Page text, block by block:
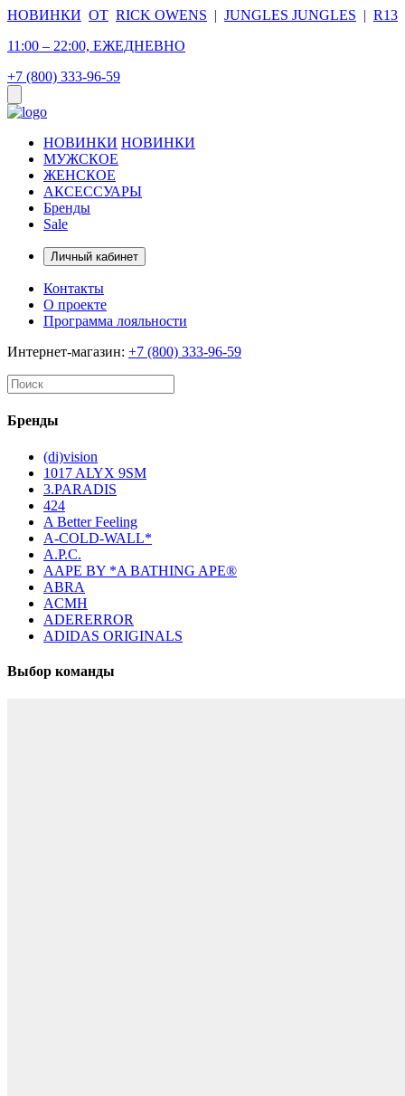
НОВИНКИ ОТ RICK OWENS | JUNGLES JUNGLES | R13
11:00 – 22:00, ЕЖЕДНЕВНО
+7 (800) 333-96-59
НОВИНКИ НОВИНКИ
МУЖСКОЕ
ЖЕНСКОЕ
АКСЕССУАРЫ
Бренды
Sale
Личный кабинет
Контакты
О проекте
Программа лояльности
Интернет-магазин: +7 (800) 333-96-59
Бренды
(di)vision
1017 ALYX 9SM
3.PARADIS
424
A Better Feeling
A-COLD-WALL*
A.P.C.
AAPE BY *A BATHING APE®
ABRA
ACMH
ADERERROR
ADIDAS ORIGINALS
Выбор команды